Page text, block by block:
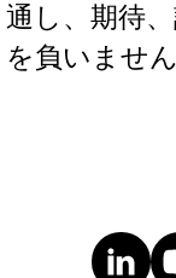
通し、期待
を負いません